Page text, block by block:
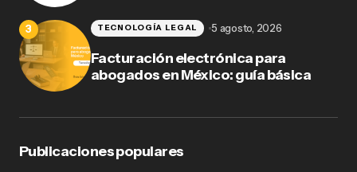
Facturación electrónica para
abogados en México: guía básica
TECNOLOGÍA LEGAL 5 agosto, 2026
Publicaciones populares